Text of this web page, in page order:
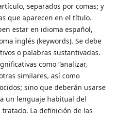
separados por comas; y
que aparecen en el título.
estar en idioma español,
inglés (keywords). Se debe
o palabras sustantivadas.
como “analizar,
similares, así como
sino que deberán usarse
un lenguaje habitual del
La definición de las